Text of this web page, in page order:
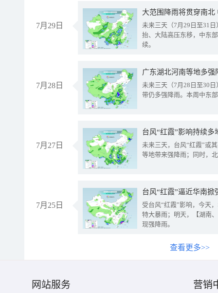
7月29日
大范围降雨将贯穿南
未来三天（7月29日至31
抬、大陆高压东移，中东
续。
7月28日
广东湖北河南等地多
未来三天（7月28日至30
带仍多强降雨。本周中东
7月27日
台风“红霞”影响持续
未来三天，台风“红霞”或
等地带来强降雨；同时，
7月25日
台风“红霞”逼近华南
受台风“红霞”影响，今天
特大暴雨；明天，【湖南
现强降雨。
查看更多>>
网站服务 营销